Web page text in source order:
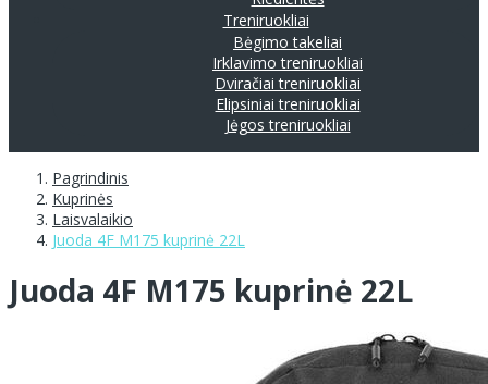
Treniruokliai
Bėgimo takeliai
Irklavimo treniruokliai
Dviračiai treniruokliai
Elipsiniai treniruokliai
Jėgos treniruokliai
Pagrindinis
Kuprinės
Laisvalaikio
Juoda 4F M175 kuprinė 22L
Juoda 4F M175 kuprinė 22L